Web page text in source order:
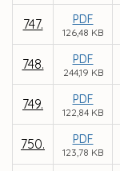
747. PDF
126,48 KB
748. PDF
244,19 KB
749. PDF
122,84 KB
750. PDF
123,78 KB